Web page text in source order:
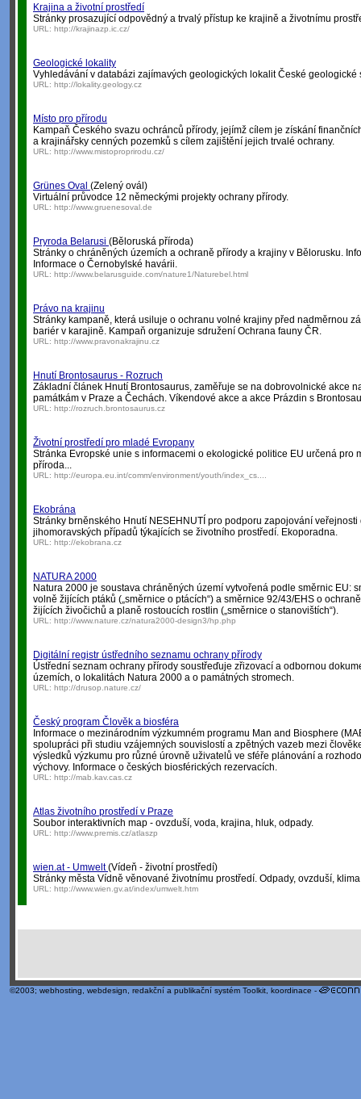
Krajina a životní prostředí
Stránky prosazující odpovědný a trvalý přístup ke krajině a životnímu
URL: http://krajinazp.ic.cz/
Geologické lokality
Vyhledávání v databázi zajímavých geologických lokalit České geologické
URL: http://lokality.geology.cz
Místo pro přírodu
Kampaň Českého svazu ochránců přírody, jejímž cílem je získání
a krajinářsky cenných pozemků s cílem zajištění jejich trvalé ochrany.
URL: http://www.mistoproprirodu.cz/
Grünes Oval (Zelený ovál)
Virtuální průvodce 12 německými projekty ochrany přírody.
URL: http://www.gruenesoval.de
Pryroda Belarusi (Běloruská příroda)
Stránky o chráněných územích a ochraně přírody a krajiny v Bělorusku.
Informace o Černobylské havárii.
URL: http://www.belarusguide.com/nature1/Naturebel.html
Právo na krajinu
Stránky kampaně, která usiluje o ochranu volné krajiny před nadměrnou
bariér v karajině. Kampaň organizuje sdružení Ochrana fauny ČR.
URL: http://www.pravonakrajinu.cz
Hnutí Brontosaurus - Rozruch
Základní článek Hnutí Brontosaurus, zaměřuje se na dobrovolnické akce
památkám v Praze a Čechách. Víkendové akce a akce Prázdin s
URL: http://rozruch.brontosaurus.cz
Životní prostředí pro mladé Evropany
Stránka Evropské unie s informacemi o ekologické politice EU určená pro
příroda...
URL: http://europa.eu.int/comm/environment/youth/index_cs....
Ekobrána
Stránky brněnského Hnutí NESEHNUTÍ pro podporu zapojování
jihomoravských případů týkajících se životního prostředí. Ekoporadna.
URL: http://ekobrana.cz
NATURA 2000
Natura 2000 je soustava chráněných území vytvořená podle směrnic EU:
volně žijících ptáků („směrnice o ptácích“) a směrnice 92/43/EHS o
žijících živočichů a planě rostoucích rostlin („směrnice o stanovištích“).
URL: http://www.nature.cz/natura2000-design3/hp.php
Digitální registr ústředního seznamu ochrany přírody
Ústřední seznam ochrany přírody soustřeďuje zřizovací a odbornou
územích, o lokalitách Natura 2000 a o památných stromech.
URL: http://drusop.nature.cz/
Český program Člověk a biosféra
Informace o mezinárodním výzkumném programu Man and Biosphere
spolupráci při studiu vzájemných souvislostí a zpětných vazeb mezi
výsledků výzkumu pro různé úrovně uživatelů ve sféře plánování a
výchovy. Informace o českých biosférických rezervacích.
URL: http://mab.kav.cas.cz
Atlas životního prostředí v Praze
Soubor interaktivních map - ovzduší, voda, krajina, hluk, odpady.
URL: http://www.premis.cz/atlaszp
wien.at - Umwelt(Vídeň - životní prostředí)
Stránky města Vídně věnované životnímu prostředí. Odpady, ovzduší,
URL: http://www.wien.gv.at/index/umwelt.htm
©2003; webhosting webdesign redakční a publikační systém Toolkit , koordinace -